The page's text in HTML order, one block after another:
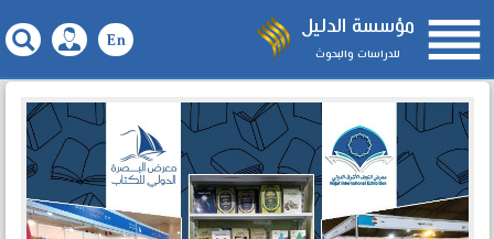
مؤسسة الدليل
للدراسات والبحوث 